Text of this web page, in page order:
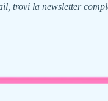
trovi la newsletter